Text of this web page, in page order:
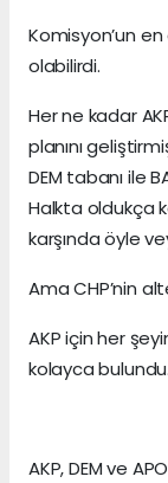
Komisyon’un en
olabilirdi.
Her ne kadar
planını
DEM tabanı ile
Halkta oldukça
karşında öyle
Ama CHP’nin
AKP için her
kolayca bulundu.
AKP, DEM ve